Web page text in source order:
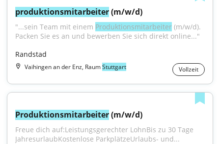
produktionsmitarbeiter (m/w/d)
"...sein Team mit einem Produktionsmitarbeiter (m/w/d).
Packen Sie es an und bewerben Sie sich direkt online..."
Randstad
Vaihingen an der Enz, RaumStuttgart Vollzeit
Produktionsmitarbeiter (m/w/d)
Freue dich auf:Leistungsgerechter LohnBis zu 30 Tage
JahresurlaubKostenlose ParkplätzeUrlaubs- und...